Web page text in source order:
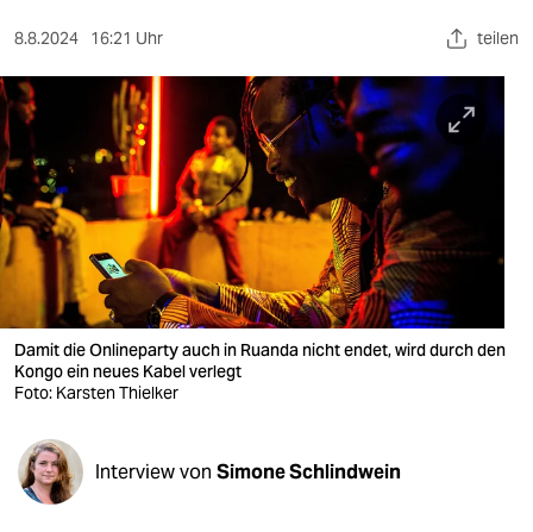
sport
berlin
nord
wahrheit
verlag
verlag
veranstaltungen
fragen & hilfe
8.8.2024 16:21 Uhr teilen
Damit die Onlineparty auch in Ruanda nicht endet, wird durch den
Kongo ein neues Kabel verlegt
Foto: Karsten Thielker
Interview von Simone Schlindwein